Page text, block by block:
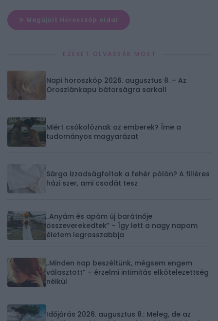
✨ Megújult Horoszkóp oldal
EZEKET OLVASSÁK MOST
Napi horoszkóp 2026. augusztus 8. – Az
Oroszlánkapu bátorságra sarkall
Miért csókolóznak az emberek? Íme a
tudományos magyarázat
Sárga izzadságfoltok a fehér pólón? A filléres
házi szer, ami csodát tesz
„Anyám és apám új barátnője
összeverekedtek” – Így lett a nagy napom
életem legrosszabbja
„Minden nap beszéltünk, mégsem engem
választott” – érzelmi intimitás elkötelezettség
nélkül
Időjárás 2026. augusztus 8.: Meleg, de az